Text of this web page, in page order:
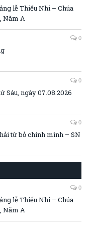
lễ Thiếu Nhi – Chúa
Năm A
0
0
Sáu, ngày 07.08.2026
0
từ bỏ chính mình – SN
0
lễ Thiếu Nhi – Chúa
Năm A